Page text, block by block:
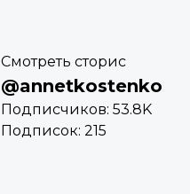
Смотреть сторис
@annetkostenko
Подписчиков: 53.8K
Подписок: 215